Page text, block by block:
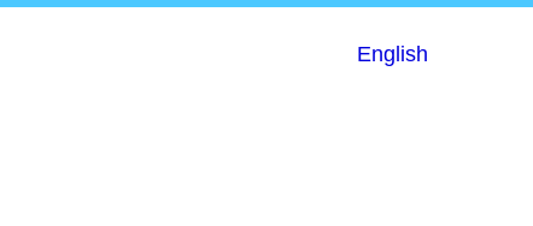
English